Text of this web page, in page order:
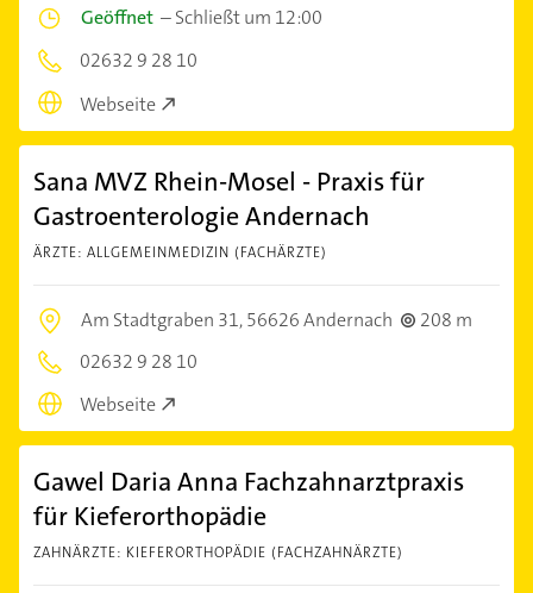
Geöffnet –Schließt um 12:00
02632 9 28 10
Webseite
Sana MVZ Rhein-Mosel - Praxis für
Gastroenterologie Andernach
ÄRZTE: ALLGEMEINMEDIZIN (FACHÄRZTE)
Am Stadtgraben 31,56626 Andernach
208 m
02632 9 28 10
Webseite
Gawel Daria Anna Fachzahnarztpraxis
für Kieferorthopädie
ZAHNÄRZTE: KIEFERORTHOPÄDIE (FACHZAHNÄRZTE)